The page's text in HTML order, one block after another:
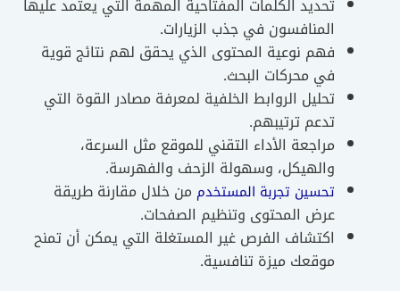
تحديد الكلمات المفتاحية المهمة التي يعتمد عليها
المنافسون في جذب الزيارات.
فهم نوعية المحتوى الذي يحقق لهم نتائج قوية
في محركات البحث.
تحليل الروابط الخلفية لمعرفة مصادر القوة التي
تدعم ترتيبهم.
مراجعة الأداء التقني للموقع مثل السرعة،
والهيكل، وسهولة الزحف والفهرسة.
تحسين تجربة المستخدم من خلال مقارنة طريقة
عرض المحتوى وتنظيم الصفحات.
اكتشاف الفرص غير المستغلة التي يمكن أن تمنح
موقعك ميزة تنافسية.